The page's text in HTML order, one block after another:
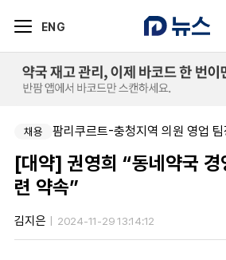
ENG
채용 팜리쿠르트-충청지역 의원 영업 팀
[대약] 권영희 “동네약국 경
련 약속”
김지은 2024-11-29 13:14:12